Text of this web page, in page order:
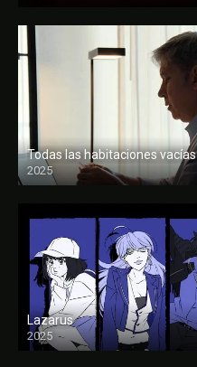
Todas las habitaciones vacías
2025
FULL HD
Lazarus
2025